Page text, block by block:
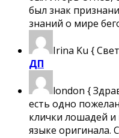
был знак
знаний о мире
Irina Ku {
ДП
london {
есть одно
клички лошадей и
языке оригинала.